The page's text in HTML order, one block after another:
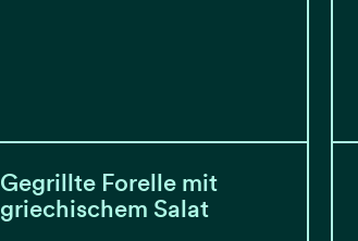
Gegrillte Forelle mit
griechischem Salat